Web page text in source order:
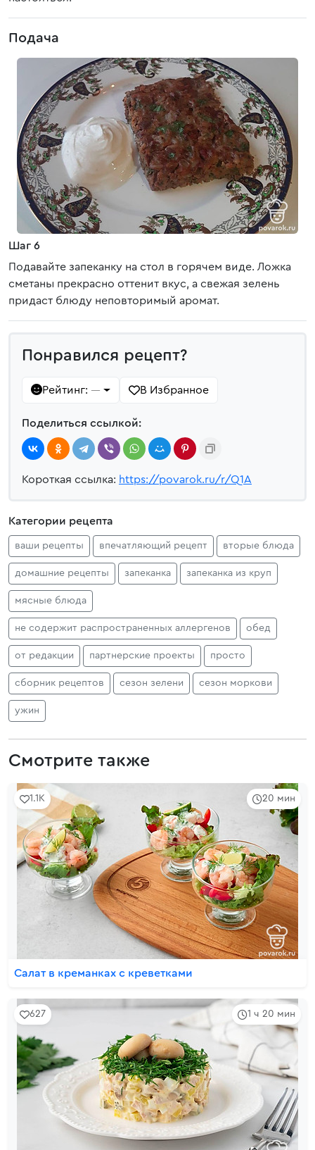
Подача
Шаг 6
Подавайте запеканку на стол в горячем виде. Ложка
сметаны прекрасно оттенит вкус, а свежая зелень
придаст блюду неповторимый аромат.
Понравился рецепт?
Рейтинг: — В Избранное
Поделиться ссылкой:
Короткая ссылка: https://povarok.ru/r/Q1A
Категории рецепта
ваши рецепты впечатляющий рецепт вторые блюда
домашние рецепты запеканка запеканка из круп
мясные блюда
не содержит распространенных аллергенов обед
от редакции партнерские проекты просто
сборник рецептов сезон зелени сезон моркови
ужин
Смотрите также
20 мин
1.1K
Салат в креманках с креветками
1 ч 20 мин
627